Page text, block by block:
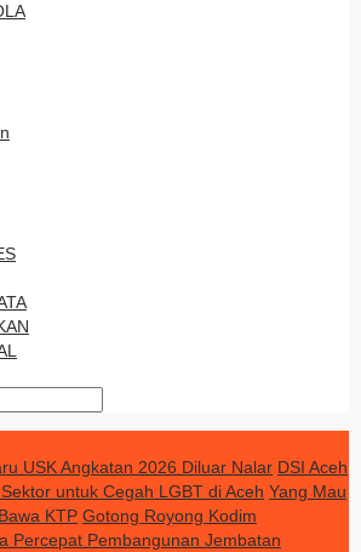
USK Angkatan 2026 Diluar Nalar DSI Aceh
untuk Cegah LGBT di Aceh Yang Mau
KTP Gotong Royong Kodim
Percepat Pembangunan Jembatan